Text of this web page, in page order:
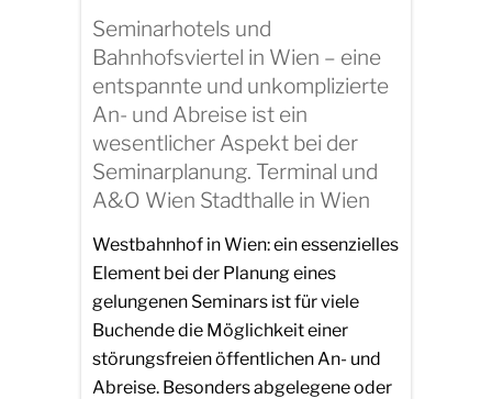
Seminarhotels und
Bahnhofsviertel in Wien – eine
entspannte und unkomplizierte
An- und Abreise ist ein
wesentlicher Aspekt bei der
Seminarplanung. Terminal und
A&O Wien Stadthalle in Wien
Westbahnhof in Wien: ein essenzielles
Element bei der Planung eines
gelungenen Seminars ist für viele
Buchende die Möglichkeit einer
störungsfreien öffentlichen An- und
Abreise. Besonders abgelegene oder